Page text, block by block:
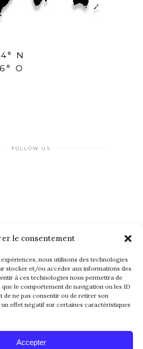
le consentement
nous utilisons des technologies
stocker et/ou accéder aux informations des
à ces technologies nous permettra de
le comportement de navigation ou les ID
de ne pas consentir ou de retirer son
effet négatif sur certaines caractéristiques
Accepter
N
O
FOLLOW US
Alternative: